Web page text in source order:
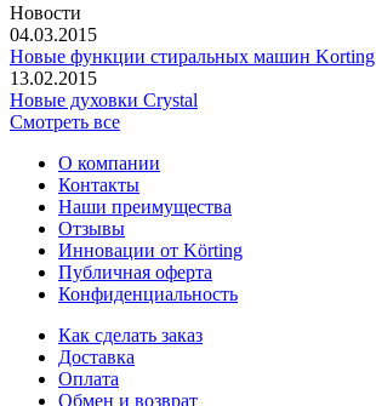
Новости
04.03.2015
Новые функции стиральных машин Korting
13.02.2015
Новые духовки Crystal
Смотреть все
О компании
Контакты
Наши преимущества
Отзывы
Инновации от Körting
Публичная оферта
Конфиденциальность
Как сделать заказ
Доставка
Оплата
Обмен и возврат